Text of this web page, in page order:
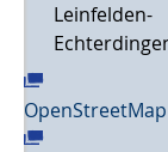
Leinfelden-
OpenStreetMap